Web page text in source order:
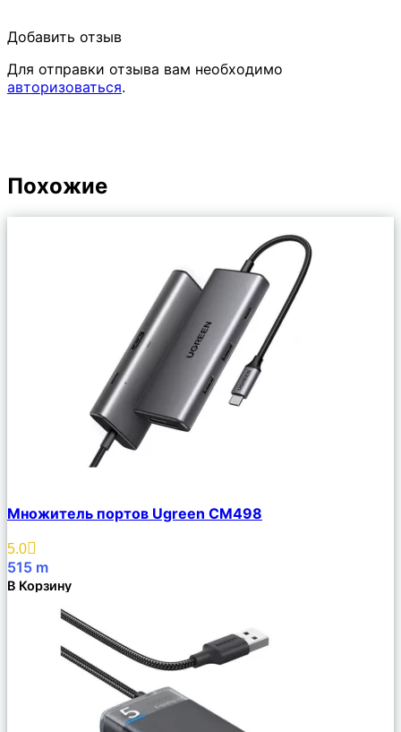
Добавить отзыв
Для отправки отзыва вам необходимо
авторизоваться.
Похожие
Описание
Избранное
Множитель портов Ugreen CM498
5.0
515 m
В Корзину